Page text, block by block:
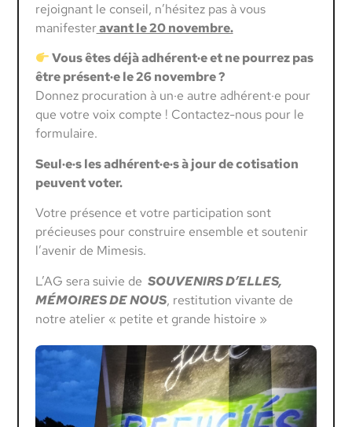
rejoignant le conseil, n’hésitez pas à vous
manifesteravant le 20 novembre.
Vous êtes déjà adhérent·e et ne pourrez pas
être présent·e le 26 novembre ?
Donnez procuration à un·e autre adhérent·e pour
que votre voix compte ! Contactez-nous pour le
formulaire.
Seul·e·s les adhérent·e·s à jour de cotisation
peuvent voter.
Votre présence et votre participation sont
précieuses pour construire ensemble et soutenir
l’avenir de Mimesis.
L’AG sera suivie de SOUVENIRS D’ELLES,
MÉMOIRES DE NOUS, restitution vivante de
notre atelier « petite et grande histoire »